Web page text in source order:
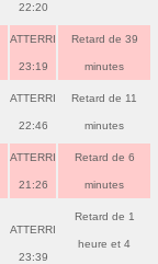
22:20
ATTERRI
23:19
Retard de 39
minutes
ATTERRI
22:46
Retard de 11
minutes
ATTERRI
21:26
Retard de 6
minutes
ATTERRI
23:39
Retard de 1
heure et 4